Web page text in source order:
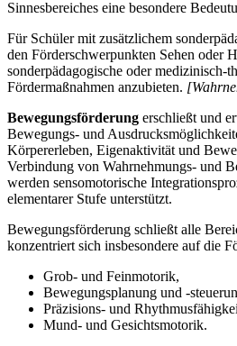
Sinnesbereiches eine besondere
Für Schüler mit zusätzlichem
den Förderschwerpunkten Sehen oder
sonderpädagogische oder medizinisch-
Fördermaßnahmen anzubieten.
Bewegungsförderung erschließt und
Bewegungs- und
Körpererleben, Eigenaktivität und
Verbindung von Wahrnehmungs- und
werden sensomotorische
elementarer Stufe unterstützt.
Bewegungsförderung schließt alle
konzentriert sich insbesondere auf die
Grob- und Feinmotorik,
Bewegungsplanung und -
Präzisions- und
Mund- und Gesichtsmotorik.